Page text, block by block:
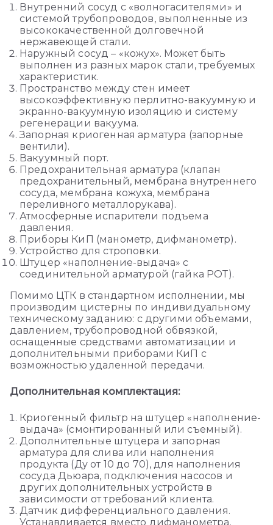
Внутренний сосуд с «волногасителями» и
системой трубопроводов, выполненные из
высококачественной долговечной
нержавеющей стали.
Наружный сосуд – «кожух». Может быть
выполнен из разных марок стали, требуемых
характеристик.
Пространство между стен имеет
высокоэффективную перлитно-вакуумную и
экранно-вакуумную изоляцию и систему
регенерации вакуума.
Запорная криогенная арматура (запорные
вентили).
Вакуумный порт.
Предохранительная арматура (клапан
предохранительный, мембрана внутреннего
сосуда, мембрана кожуха, мембрана
переливного металлорукава).
Атмосферные испарители подъема
давления.
Приборы КиП (манометр, дифманометр).
Устройство для строповки.
Штуцер «наполнение-выдача» с
соединительной арматурой (гайка РОТ).
Помимо ЦТК в стандартном исполнении, мы
производим цистерны по индивидуальному
техническому заданию: с другими объемами,
давлением, трубопроводной обвязкой,
оснащенные средствами автоматизации и
дополнительными приборами КиП с
возможностью удаленной передачи.
Дополнительная комплектация:
Криогенный фильтр на штуцер «наполнение-
выдача» (смонтированный или съемный).
Дополнительные штуцера и запорная
арматура для слива или наполнения
продукта (Ду от 10 до 70), для наполнения
сосуда Дьюара, подключения насосов и
других дополнительных устройств в
зависимости от требований клиента.
Датчик дифференциального давления.
Устанавливается вместо дифманометра.